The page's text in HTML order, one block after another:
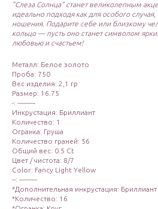
"Слеза Солнца" станет великолепным
идеально подходя как для особого
ношения. Подарите себе или близкому
кольцо — пусть оно станет символом
любовью и счастьем!
Металл: Белое золото
Проба: 750
Вес изделия: 2,1 гр
Размер: 16.75
-: ----------
Инкрустация: Бриллиант
Количество: 1
Огранка: Груша
Количество граней: 56
Общий вес: 0.5 Ct
Цвет / чистота: 8/7
Color: Fancy Light Yellow
--: ----------
*Дополнительная инкрустация: Бриллиант
*Количество: 16